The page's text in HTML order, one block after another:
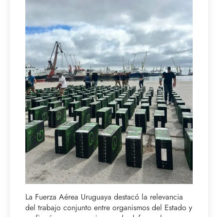
La Fuerza Aérea Uruguaya destacó la relevancia
del trabajo conjunto entre organismos del Estado y